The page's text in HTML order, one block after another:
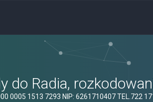
do Radia,
0005 1513 7293 NIP: 6261710407 TEL.722